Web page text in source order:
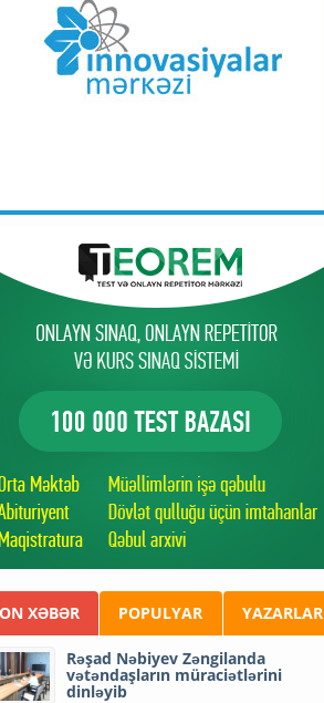
XƏBƏR POPULYAR YAZARLAR
Rəşad Nəbiyev Zəngilanda
vətəndaşların müraciətlərini
dinləyib